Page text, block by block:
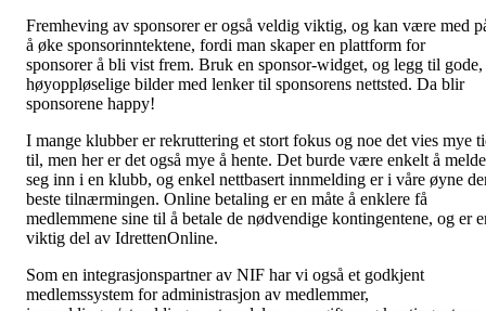
Fremheving av sponsorer er også veldig viktig, og kan være med
å øke sponsorinntektene, fordi man skaper en plattform for
sponsorer å bli vist frem. Bruk en sponsor-widget, og legg til gode,
høyoppløselige bilder med lenker til sponsorens nettsted. Da blir
sponsorene happy!
I mange klubber er rekruttering et stort fokus og noe det vies mye
til, men her er det også mye å hente. Det burde være enkelt å melde
seg inn i en klubb, og enkel nettbasert innmelding er i våre øyne
beste tilnærmingen. Online betaling er en måte å enklere få
medlemmene sine til å betale de nødvendige kontingentene, og er
viktig del av IdrettenOnline.
Som en integrasjonspartner av NIF har vi også et godkjent
medlemssystem for administrasjon av medlemmer,